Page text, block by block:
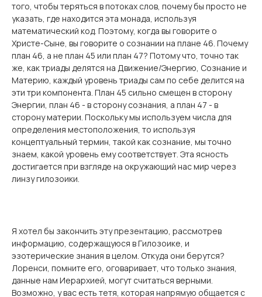
того, чтобы теряться в потоках слов, почему бы просто не
указать, где находится эта монада, используя
математический код. Поэтому, когда вы говорите о
Христе-Сыне, вы говорите о сознании на плане 46. Почему
план 46, а не план 45 или план 47? Потому что, точно так
же, как триады делятся на Движение/Энергию, Сознание и
Материю, каждый уровень триады сам по себе делится на
эти три компонента. План 45 сильно смещен в сторону
Энергии, план 46 - в сторону сознания, а план 47 - в
сторону материи. Поскольку мы используем числа для
определения местоположения, то используя
концептуальный термин, такой как сознание, мы точно
знаем, какой уровень ему соответствует. Эта ясность
достигается при взгляде на окружающий нас мир через
линзу гилозоики.
Я хотел бы закончить эту презентацию, рассмотрев
информацию, содержащуюся в Гилозоике, и
эзотерические знания в целом. Откуда они берутся?
Лоренси, помните его, оговаривает, что только знания,
данные нам Иерархией, могут считаться верными.
Возможно, у вас есть тетя, которая напрямую общается с